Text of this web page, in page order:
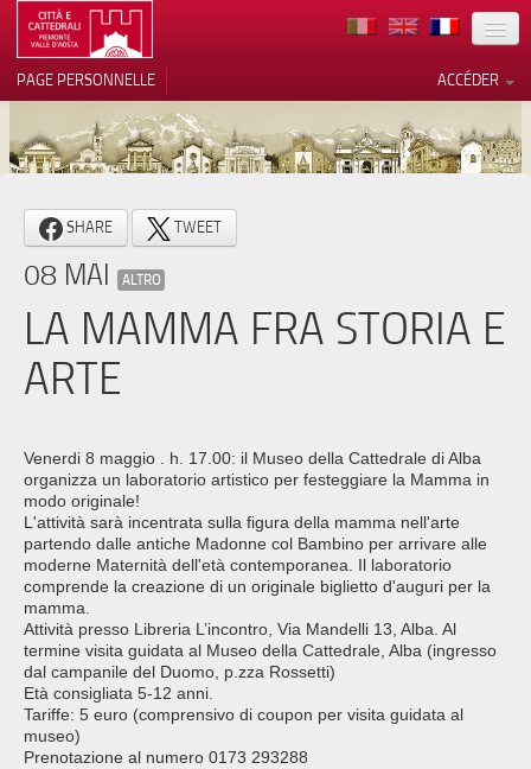
TERRITOIRE
ARCHITECTURE
MUSÉES
ITINÉRAIRES
EVÉNEMENTS
CONTACTS
PRESS
ACCÉDER
PAGE PERSONNELLE
SHARE TWEET
08 MAI ALTRO
LA MAMMA FRA STORIA E
ARTE
Venerdi 8 maggio . h. 17.00: il Museo della Cattedrale di Alba
organizza un laboratorio artistico per festeggiare la Mamma in
modo originale!
L'attività sarà incentrata sulla figura della mamma nell'arte
partendo dalle antiche Madonne col Bambino per arrivare alle
moderne Maternità dell'età contemporanea. Il laboratorio
comprende la creazione di un originale biglietto d'auguri per la
mamma.
Attività presso Libreria L’incontro, Via Mandelli 13, Alba. Al
termine visita guidata al Museo della Cattedrale, Alba (ingresso
dal campanile del Duomo, p.zza Rossetti)
Età consigliata 5-12 anni.
Tariffe: 5 euro (comprensivo di coupon per visita guidata al
museo)
Prenotazione al numero 0173 293288
Notification lors de la collecte
Vos choix en matière de
confidentialité